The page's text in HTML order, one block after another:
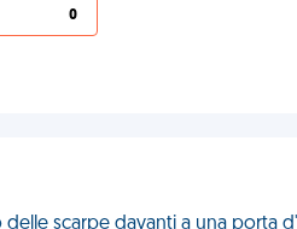
0
scarpe davanti a una porta